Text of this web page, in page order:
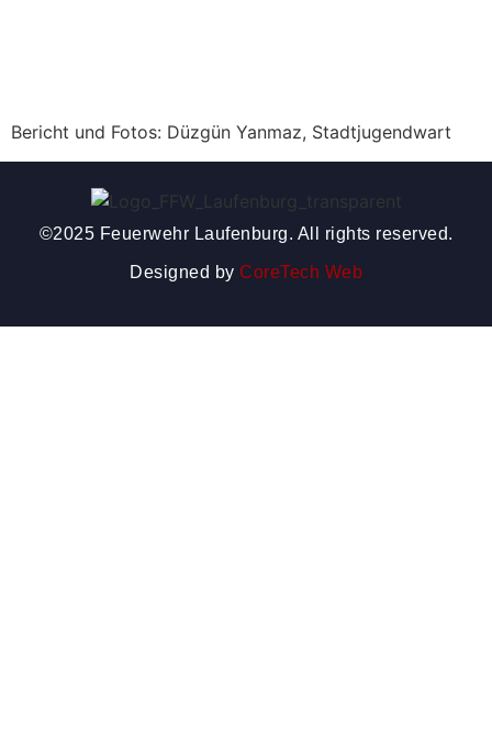
Bericht und Fotos: Düzgün Yanmaz, Stadtjugendwart
©2025 Feuerwehr Laufenburg. All rights reserved.
Designed by CoreTech Web